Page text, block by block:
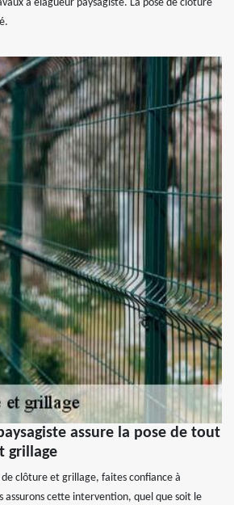
à elagueur paysagiste. La pose de clôture
assure la pose de tout
grillage
clôture et grillage, faites confiance à
assurons cette intervention, quel que soit le